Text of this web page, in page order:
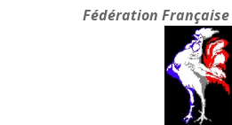
Fédération Française